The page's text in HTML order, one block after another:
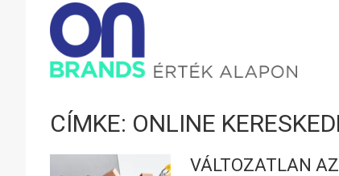
ÉRTÉK
CÍMKE: ONLINE
VÁLTOZATLAN